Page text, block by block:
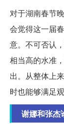
对于湖南春节
会觉得这一届
意。不可否认
相当高的水准
出。从整体上
时也能够满足
谢娜和张杰